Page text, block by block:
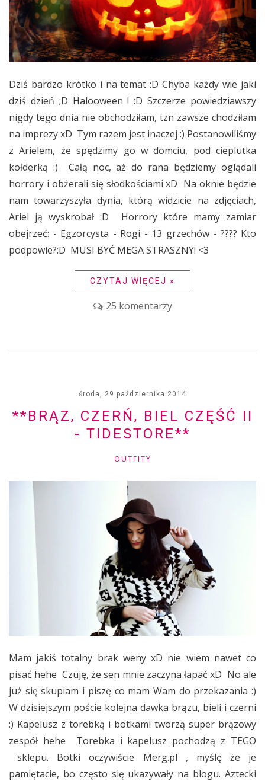
Dziś bardzo krótko i na temat :D Chyba każdy wie jaki
dziś dzień ;D Halooween ! :D Szczerze powiedziawszy
nigdy tego dnia nie obchodziłam, tzn zawsze chodziłam
na imprezy xD Tym razem jest inaczej :) Postanowiliśmy
z Arielem, że spędzimy go w domciu, pod cieplutka
kołderką :) Całą noc, aż do rana będziemy oglądali
horrory i obżerali się słodkościami xD Na oknie będzie
nam towarzyszyła dynia, którą widzicie na zdjęciach,
Ariel ją wyskrobał :D Horrory które mamy zamiar
obejrzeć: - Egzorcysta - Rogi - 13 grzechów - ???? Kto
podpowie?:D MUSI BYĆ MEGA STRASZNY! <3
CZYTAJ WIĘCEJ »
25 komentarzy
środa, 29 października 2014
**BRĄZ, CZERŃ, BIEL CZĘŚĆ II
- TIDESTORE**
OUTFITY
Mam jakiś totalny brak weny xD nie wiem nawet co
pisać hehe Czuję, że sen mnie zaczyna łapać xD No ale
już się skupiam i piszę co mam Wam do przekazania :)
W dzisiejszym poście kolejna dawka brązu, bieli i czerni
:) Kapelusz z torebką i botkami tworzą super brązowy
zespół hehe Torebka i kapelusz pochodzą z TEGO
sklepu. Botki oczywiście Merg.pl , myślę że je
pamiętacie, bo często się ukazywały na blogu. Aztecki